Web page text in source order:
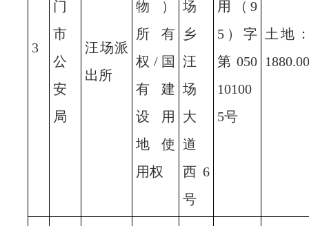
3
门
市
公
安
局
汪场派
出所
物）
所有
权/国
有建
设用
地使
用权
场
乡
汪
场
大
道
西6
号
用（9
5）字
第050
10100
5号
土地
1880.00